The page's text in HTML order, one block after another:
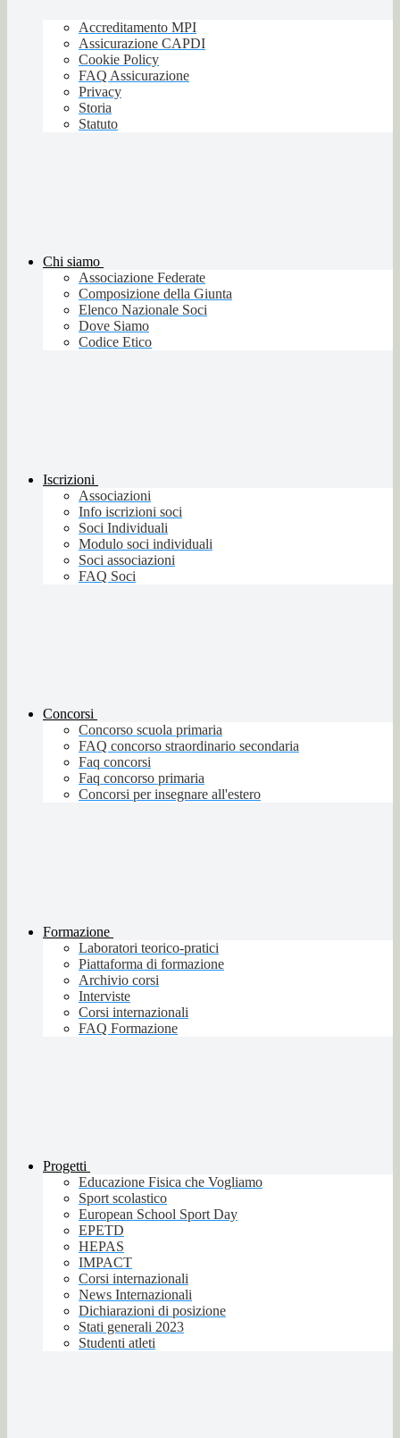
Accreditamento MPI
Assicurazione CAPDI
Cookie Policy
FAQ Assicurazione
Privacy
Storia
Statuto
Chi siamo
Associazione Federate
Composizione della Giunta
Elenco Nazionale Soci
Dove Siamo
Codice Etico
Iscrizioni
Associazioni
Info iscrizioni soci
Soci Individuali
Modulo soci individuali
Soci associazioni
FAQ Soci
Concorsi
Concorso scuola primaria
FAQ concorso straordinario secondaria
Faq concorsi
Faq concorso primaria
Concorsi per insegnare all'estero
Formazione
Laboratori teorico-pratici
Piattaforma di formazione
Archivio corsi
Interviste
Corsi internazionali
FAQ Formazione
Progetti
Educazione Fisica che Vogliamo
Sport scolastico
European School Sport Day
EPETD
HEPAS
IMPACT
Corsi internazionali
News Internazionali
Dichiarazioni di posizione
Stati generali 2023
Studenti atleti